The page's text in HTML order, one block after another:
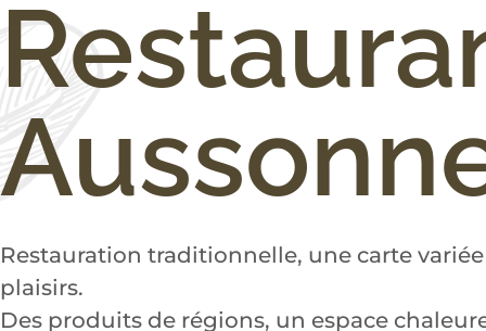
Restauration traditionnelle, une carte
plaisirs.
Des produits de régions, un espace